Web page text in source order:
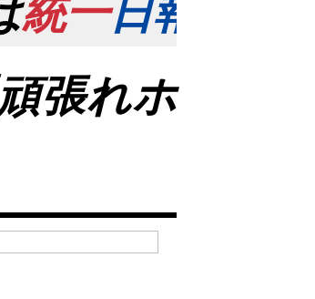
統一日報
張れホ